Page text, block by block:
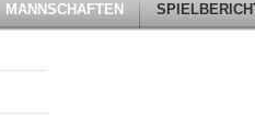
MANNSCHAFTEN